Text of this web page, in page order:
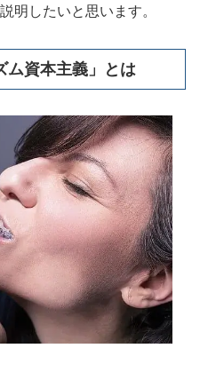
明したいと思います。
ム資本主義」とは